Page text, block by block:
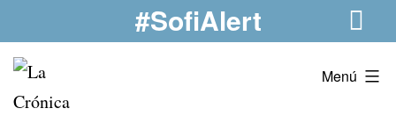
al
contenido
#SofiAlert
La
Crónica
Menú